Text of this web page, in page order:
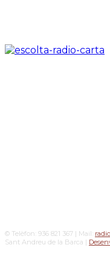
© Telèfon: 936 821 367 | Mail:
Sant Andreu de la Barca |